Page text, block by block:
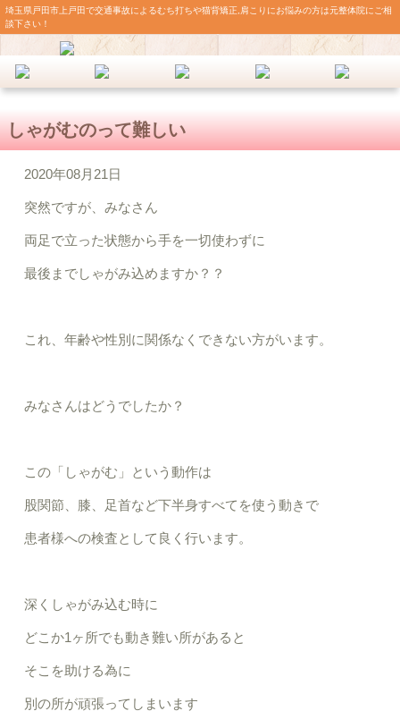
埼玉県戸田市上戸田で交通事故によるむち打ちや猫背矯正,肩こりにお悩みの方は元整体院にご相
談下さい！
しゃがむのって難しい
2020年08月21日
突然ですが、みなさん
両足で立った状態から手を一切使わずに
最後までしゃがみ込めますか？？
これ、年齢や性別に関係なくできない方がいます。
みなさんはどうでしたか？
この「しゃがむ」という動作は
股関節、膝、足首など下半身すべてを使う動きで
患者様への検査として良く行います。
深くしゃがみ込む時に
どこか1 ヶ所でも動き難い所があると
そこを助ける為に
別の所が頑張ってしまいます